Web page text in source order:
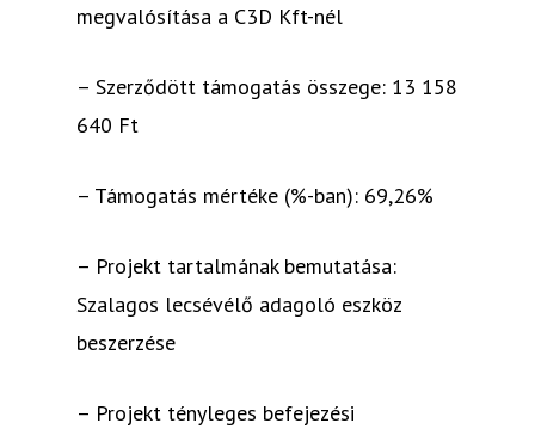
megvalósítása a C3D Kft-nél
– Szerződött támogatás összege: 13 158
640 Ft
– Támogatás mértéke (%-ban): 69,26%
– Projekt tartalmának bemutatása:
Szalagos lecsévélő adagoló eszköz
beszerzése
– Projekt tényleges befejezési